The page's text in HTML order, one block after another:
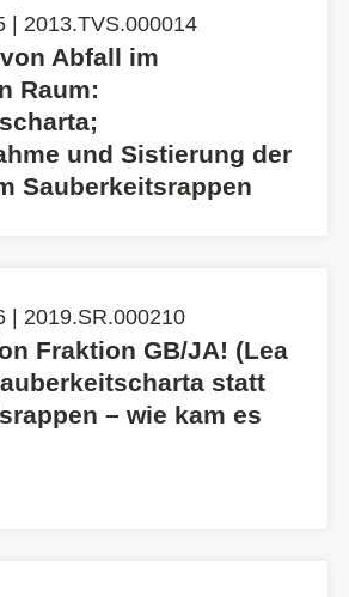
| 2013.TVS.000014
Abfall im
Raum:
und Sistierung der
Sauberkeitsrappen
| 2019.SR.000210
Fraktion GB/JA! (Lea
statt
– wie kam es